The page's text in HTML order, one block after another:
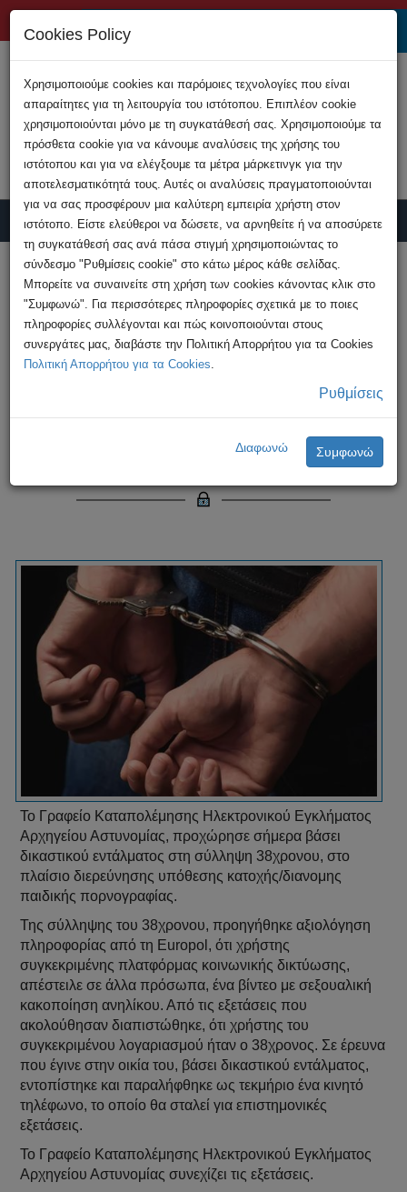
Υποβολή Καταγγελίας
HOME
Ανακοινώσεις
Κατοχή παιδικής πορνογραφίας – σύλληψη
38χρονου
Κατοχή παιδικής πορνογραφίας –
σύλληψη 38χρονου
Το Γραφείο Καταπολέμησης Ηλεκτρονικού Εγκλήματος
Αρχηγείου Αστυνομίας, προχώρησε σήμερα βάσει
δικαστικού εντάλματος στη σύλληψη 38χρονου, στο
πλαίσιο διερεύνησης υπόθεσης κατοχής/διανομης
παιδικής πορνογραφίας.
Της σύλληψης του 38χρονου, προηγήθηκε αξιολόγηση
πληροφορίας από τη Europol, ότι χρήστης
συγκεκριμένης πλατφόρμας κοινωνικής δικτύωσης,
απέστειλε σε άλλα πρόσωπα, ένα βίντεο με σεξουαλική
κακοποίηση ανηλίκου. Από τις εξετάσεις που
ακολούθησαν διαπιστώθηκε, ότι χρήστης του
συγκεκριμένου λογαριασμού ήταν ο 38χρονος. Σε έρευνα
που έγινε στην οικία του, βάσει δικαστικού εντάλματος,
εντοπίστηκε και παραλήφθηκε ως τεκμήριο ένα κινητό
τηλέφωνο, το οποίο θα σταλεί για επιστημονικές
εξετάσεις.
Το Γραφείο Καταπολέμησης Ηλεκτρονικού Εγκλήματος
Αρχηγείου Αστυνομίας συνεχίζει τις εξετάσεις.
Cookies Policy
Χρησιμοποιούμε cookies και παρόμοιες τεχνολογίες που είναι
απαραίτητες για τη λειτουργία του ιστότοπου. Επιπλέον cookie
χρησιμοποιούνται μόνο με τη συγκατάθεσή σας. Χρησιμοποιούμε τα
πρόσθετα cookie για να κάνουμε αναλύσεις της χρήσης του
ιστότοπου και για να ελέγξουμε τα μέτρα μάρκετινγκ για την
αποτελεσματικότητά τους. Αυτές οι αναλύσεις πραγματοποιούνται
για να σας προσφέρουν μια καλύτερη εμπειρία χρήστη στον
ιστότοπο. Είστε ελεύθεροι να δώσετε, να αρνηθείτε ή να αποσύρετε
τη συγκατάθεσή σας ανά πάσα στιγμή χρησιμοποιώντας το
σύνδεσμο "Ρυθμίσεις cookie" στο κάτω μέρος κάθε σελίδας.
Μπορείτε να συναινείτε στη χρήση των cookies κάνοντας κλικ στο
"Συμφωνώ". Για περισσότερες πληροφορίες σχετικά με το ποιες
πληροφορίες συλλέγονται και πώς κοινοποιούνται στους
συνεργάτες μας, διαβάστε την Πολιτική Απορρήτου για τα Cookies
Πολιτική Απορρήτου για τα Cookies.
Ρυθμίσεις
Διαφωνώ Συμφωνώ